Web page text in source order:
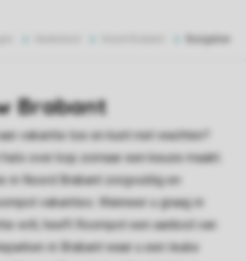
Brabant
vakantie toe en kunt niet wachten?
hals over kop zomaar een keuze maakt.
in Noord Brabant zorgvuldig en
vakanties. Wanneer u graag in
wilt, heeft Roompot een aanbod van
in Brabant waar u een leuke